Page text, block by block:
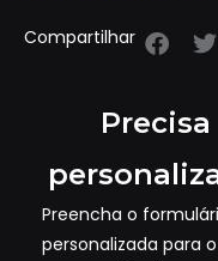
Compartilhar
Preencha o
personalizada para